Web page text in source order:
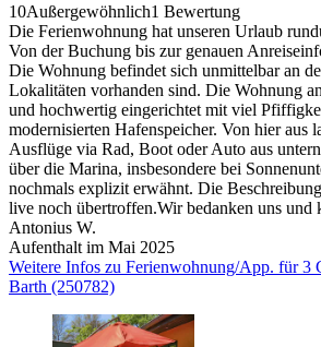
10Außergewöhnlich1 Bewertung
Die Ferienwohnung hat unseren Urlaub
Von der Buchung bis zur genauen
Die Wohnung befindet sich unmittelbar an
Lokalitäten vorhanden sind. Die Wohnung
und hochwertig eingerichtet mit viel
modernisierten Hafenspeicher. Von hier aus
Ausflüge via Rad, Boot oder Auto aus
über die Marina, insbesondere bei
nochmals explizit erwähnt. Die
live noch übertroffen.Wir bedanken uns und
Antonius W.
Aufenthalt im Mai 2025
Weitere Infos zu Ferienwohnung/App. für 3
Barth (250782)